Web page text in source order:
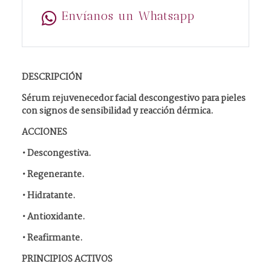
Envíanos un Whatsapp
DESCRIPCIÓN
Sérum rejuvenecedor facial descongestivo para pieles
con signos de sensibilidad y reacción dérmica.
ACCIONES
• Descongestiva.
• Regenerante.
• Hidratante.
• Antioxidante.
• Reafirmante.
PRINCIPIOS ACTIVOS